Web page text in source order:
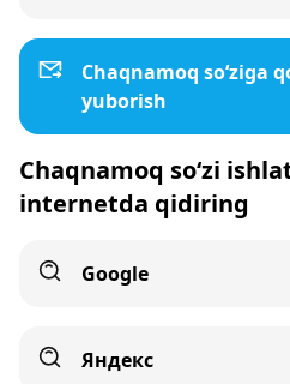
Chaqnamoq so‘ziga
yuborish
Chaqnamoq so‘zi
internetda qidiring
Google
Яндекс